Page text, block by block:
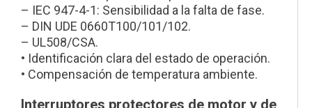
– IEC 947-4-1: Sensibilidad a la falta de fase.
– DIN UDE 0660T100/101/102.
– UL508/CSA.
• Identificación clara del estado de operación.
• Compensación de temperatura ambiente.
Interruptores protectores de motor y de